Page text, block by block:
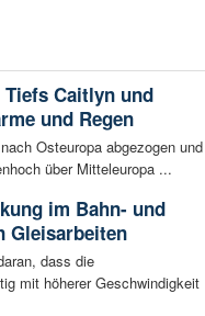
Caitlyn und
und Regen
Osteuropa abgezogen und
über Mitteleuropa ...
im Bahn- und
Gleisarbeiten
dass die
mit höherer Geschwindigkeit